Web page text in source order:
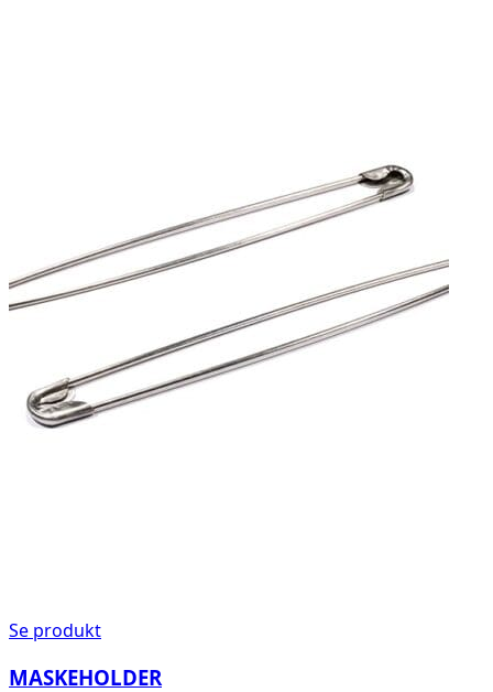
Se produkt
MASKEHOLDER